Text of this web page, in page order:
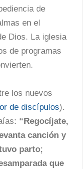
de
en el
Dios. La iglesia
de programas
los nuevos
de discípulos).
“Regocíjate,
canción y
parto;
que